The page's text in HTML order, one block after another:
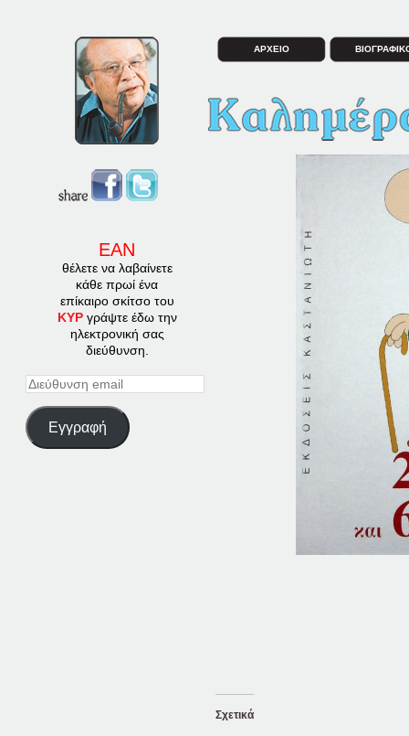
ΕΑΝ
θέλετε να λαβαίνετε
κάθε πρωί ένα
επίκαιρο σκίτσο του
ΚΥΡγράψτε έδω την
ηλεκτρονική σας
διεύθυνση.
Διεύθυνση
Εγγραφή
ΑΡΧΕΙΟ
Σχετικά